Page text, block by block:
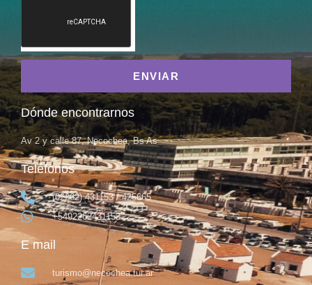
ENVIAR
Dónde encontrarnos
Av 2 y calle 87, Necochea, Bs As
Teléfonos
(02262) 431153 / 425665
+5492262431153
E mail
turismo@necochea.tur.ar